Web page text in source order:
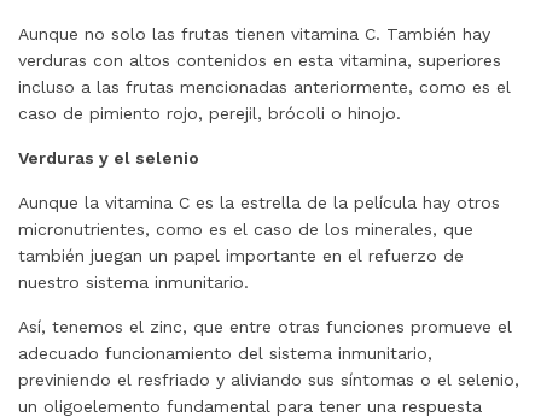
Aunque no solo las frutas tienen vitamina C. También hay
verduras con altos contenidos en esta vitamina, superiores
incluso a las frutas mencionadas anteriormente, como es el
caso de pimiento rojo, perejil, brócoli o hinojo.
Verduras y el selenio
Aunque la vitamina C es la estrella de la película hay otros
micronutrientes, como es el caso de los minerales, que
también juegan un papel importante en el refuerzo de
nuestro sistema inmunitario.
Así, tenemos el zinc, que entre otras funciones promueve el
adecuado funcionamiento del sistema inmunitario,
previniendo el resfriado y aliviando sus síntomas o el selenio,
un oligoelemento fundamental para tener una respuesta